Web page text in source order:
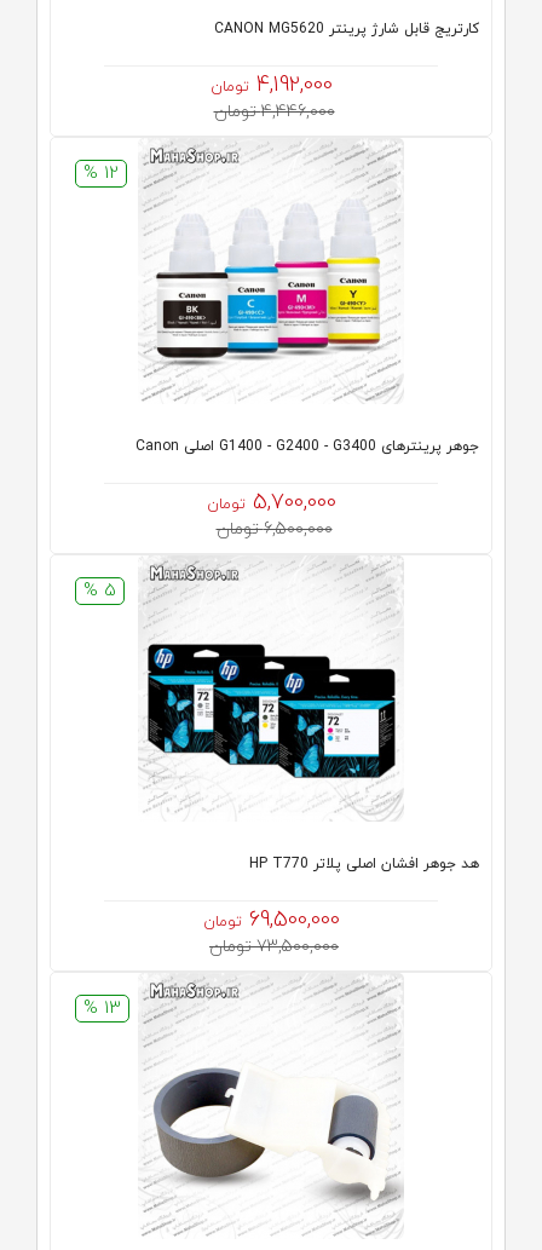
کارتریج قابل شارژ پرینتر CANON MG5620
4,192,000 تومان
4,446,000 تومان
12 %
جوهر پرینترهای G1400 - G2400 - G3400 اصلی Canon
5,700,000 تومان
6,500,000 تومان
5 %
هد جوهر افشان اصلی پلاتر HP T770
69,500,000 تومان
73,500,000 تومان
13 %